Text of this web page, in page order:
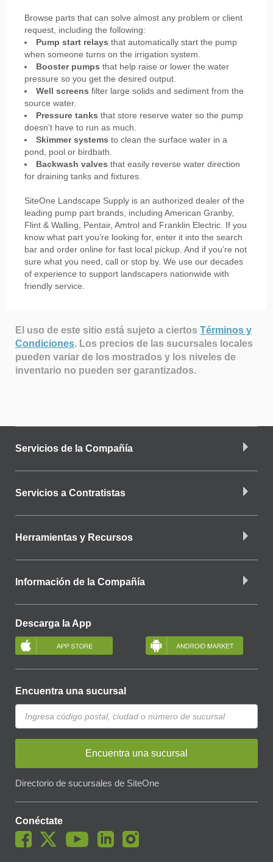
Browse parts that can solve almost any problem or client
request, including the following:
Pump start relays that automatically start the pump
when someone turns on the irrigation system.
Booster pumps that help raise or lower the water
pressure so you get the desired output.
Well screens filter large solids and sediment from the
source water.
Pressure tanks that store reserve water so the pump
doesn’t have to run as much.
Skimmer systems to clean the surface water in a
pond, pool or birdbath.
Backwash valves that easily reverse water direction
for draining tanks and fixtures.
SiteOne Landscape Supply is an authorized dealer of the
leading pump part brands, including American Granby,
Flint & Walling, Pentair, Amtrol and Franklin Electric. If you
know what part you’re looking for, enter it into the search
bar and order online for fast local pickup. And if you’re not
sure what you need, call or stop by. We use our decades
of experience to support landscapers nationwide with
friendly service.
El uso de este sitio está sujeto a ciertos Términos y
Condiciones. Los precios de las sucursales locales
pueden variar de los mostrados y los niveles de
inventario no pueden ser garantizados.
Servicios de la Compañía
Servicios a Contratistas
Herramientas y Recursos
Información de la Compañía
Descarga la App
Encuentra una sucursal
Encuentra una sucursal
Directorio de sucursales de SiteOne
Conéctate